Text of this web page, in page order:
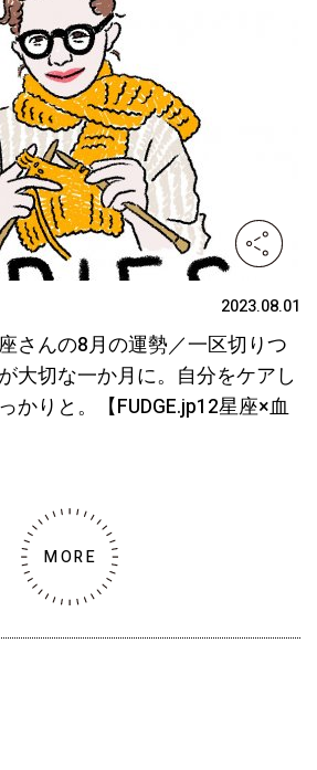
2023.08.01
さんの8月の運勢／一区切りつ
大切な一か月に。自分をケアし
かりと。【FUDGE.jp12星座×血
MORE